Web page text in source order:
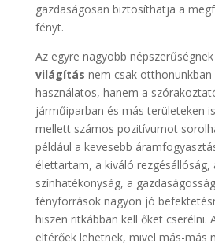
gazdaságosan biztosíthatja a
fényt.
Az egyre nagyobb
világítás nem csak
használatos, hanem a
járműiparban és más területeken
mellett számos pozitívumot
például a kevesebb
élettartam, a kiváló rezgésállóság,
színhatékonyság, a
fényforrások nagyon jó
hiszen ritkábban kell őket cserélni.
eltérőek lehetnek, mivel más-más